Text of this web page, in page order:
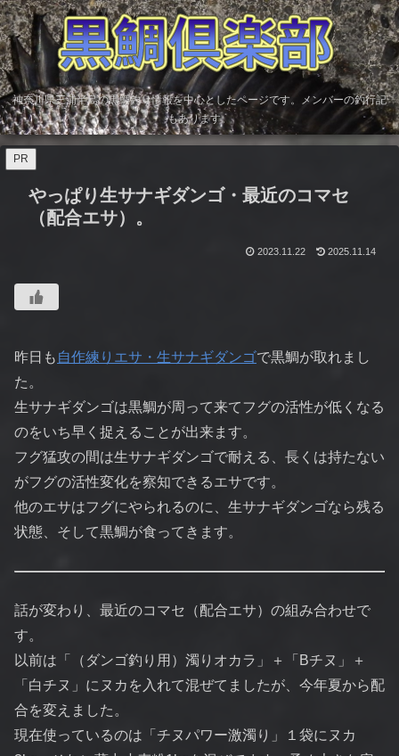
神奈川県三浦半島の黒鯛釣り情報を中心としたページです。メンバーの釣行記
もあります。
PR
やっぱり生サナギダンゴ・最近のコマセ
（配合エサ）。
2023.11.22 2025.11.14
昨日も 自作練りエサ・生サナギダンゴで黒鯛が取れまし
た。
生サナギダンゴは黒鯛が周って来てフグの活性が低くなる
のをいち早く捉えることが出来ます。
フグ猛攻の間は生サナギダンゴで耐える、長くは持たない
がフグの活性変化を察知できるエサです。
他のエサはフグにやられるのに、生サナギダンゴなら残る
状態、そして黒鯛が食ってきます。
話が変わり、最近のコマセ（配合エサ）の組み合わせで
す。
以前は「（ダンゴ釣り用）濁りオカラ」＋「Bチヌ」＋
「白チヌ」にヌカを入れて混ぜてましたが、今年夏から配
合を変えました。
現在使っているのは「チヌパワー激濁り」１袋にヌカ